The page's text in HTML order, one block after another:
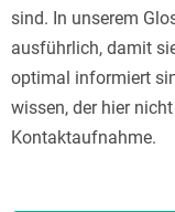
sind. In unserem
ausführlich, damit
optimal informiert
wissen, der hier
Kontaktaufnahme.